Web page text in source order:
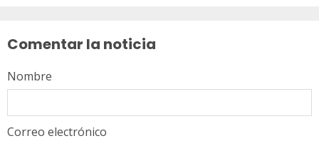
Comentar la noticia
Nombre
Correo electrónico